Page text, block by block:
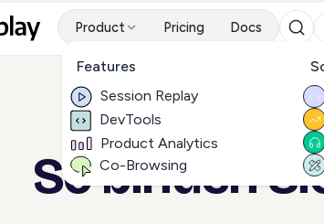
Product
Features
Session Replay
DevTools
Product Analytics
Co-Browsing
Pricing Docs
So binden